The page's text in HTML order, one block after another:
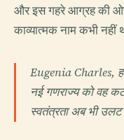
और इस गहरे आग्रह की
काव्यात्मक नाम कभी नहीं
Eugenia Charles,
नई गणराज्य को वह
स्वतंत्रता अब भी